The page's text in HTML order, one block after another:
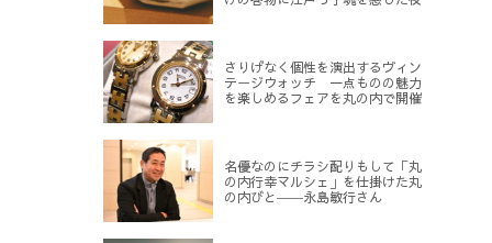
さりげなく個性を演出するヴィン
テージウォッチ 一点ものの魅力
を楽しめるフェアを丸の内で開催
名優なのにチラシ配りもして「丸
の内行幸マルシェ」を仕掛けた丸
の内びと――永島敏行さん